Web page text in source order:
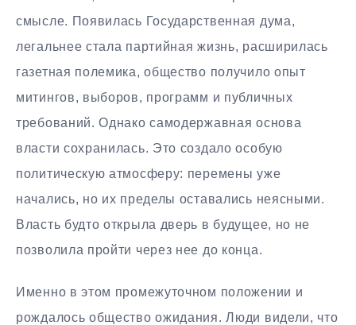
смысле. Появилась Государственная дума,
легальнее стала партийная жизнь, расширилась
газетная полемика, общество получило опыт
митингов, выборов, программ и публичных
требований. Однако самодержавная основа
власти сохранилась. Это создало особую
политическую атмосферу: перемены уже
начались, но их пределы оставались неясными.
Власть будто открыла дверь в будущее, но не
позволила пройти через нее до конца.
Именно в этом промежуточном положении и
рождалось общество ожидания. Люди видели, что